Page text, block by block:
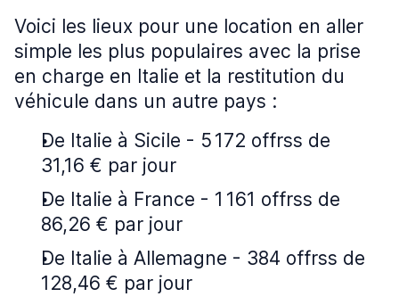
Voici les lieux pour une location en aller
simple les plus populaires avec la prise
en charge en Italie et la restitution du
véhicule dans un autre pays :
De Italie à Sicile - 5 172 offrss de
31,16 € par jour
De Italie à France - 1 161 offrss de
86,26 € par jour
De Italie à Allemagne - 384 offrss de
128,46 € par jour